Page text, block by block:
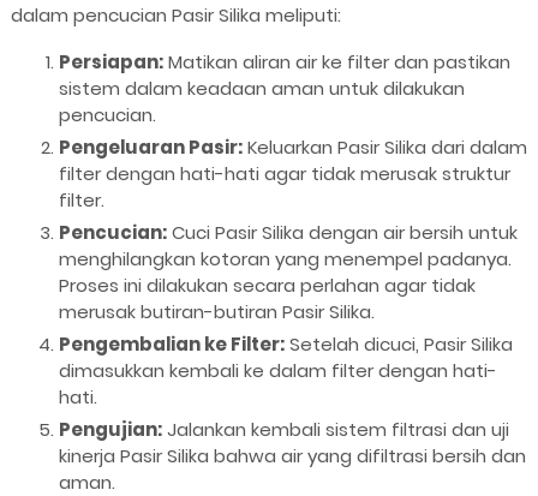
dalam pencucian Pasir Silika meliputi:
Persiapan:Matikan aliran air ke filter dan pastikan
sistem dalam keadaan aman untuk dilakukan
pencucian.
Pengeluaran Pasir:Keluarkan Pasir Silika dari dalam
filter dengan hati-hati agar tidak merusak struktur
filter.
Pencucian:Cuci Pasir Silika dengan air bersih untuk
menghilangkan kotoran yang menempel padanya.
Proses ini dilakukan secara perlahan agar tidak
merusak butiran-butiran Pasir Silika.
Pengembalian ke Filter:Setelah dicuci, Pasir Silika
dimasukkan kembali ke dalam filter dengan hati-
hati.
Pengujian:Jalankan kembali sistem filtrasi dan uji
kinerja Pasir Silika bahwa air yang difiltrasi bersih dan
aman.